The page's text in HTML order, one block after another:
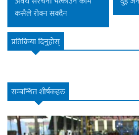
कसैले रोक्न सक्दैन
प्रतिक्रिया दिनुहोस्
सम्बन्धित शीर्षकहरु